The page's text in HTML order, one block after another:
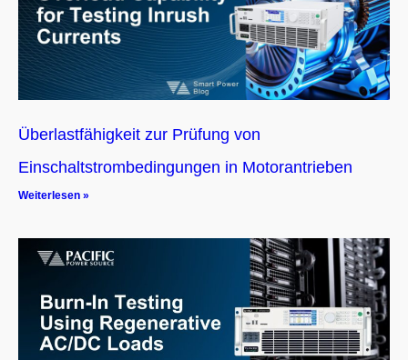
Überlastfähigkeit zur Prüfung von
Einschaltstrombedingungen in Motorantrieben
Weiterlesen »